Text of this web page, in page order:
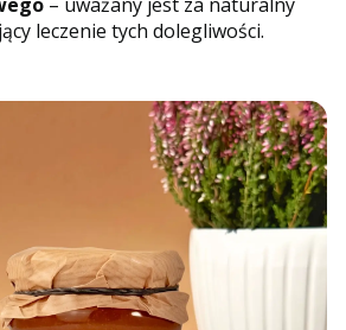
leczenie tych dolegliwości.